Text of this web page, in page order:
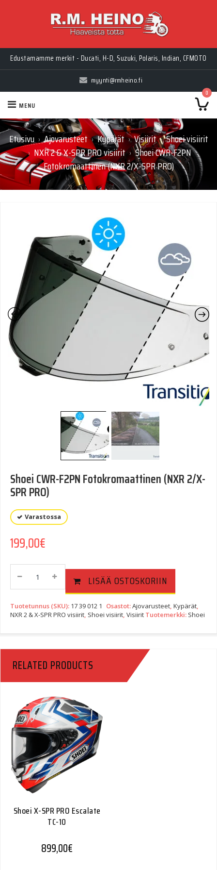
Edustamamme merkit - Ducati, H-D, Suzuki, Polaris, Indian, CFMOTO
myynti@rmheino.fi
0
MENU
Etusivu › Ajovarusteet › Kypärät › Visiirit › Shoei visiirit
› NXR 2 & X-SPR PRO visiirit › Shoei CWR-F2PN
Fotokromaattinen (NXR 2/X-SPR PRO)
Shoei CWR-F2PN Fotokromaattinen (NXR 2/X-
SPR PRO)
Varastossa
199,00€
Fotokromaattinen
(NXR
SPR
LISÄÄ OSTOSKORIIN
Tuotetunnus (SKU): 17 39 012 1 Osastot:Ajovarusteet Kypärät
NXR 2 & X-SPR PRO visiirit Shoei visiirit Visiirit Tuotemerkki: Shoei
RELATED PRODUCTS
Shoei X-SPR PRO Escalate
TC-10
899,00€